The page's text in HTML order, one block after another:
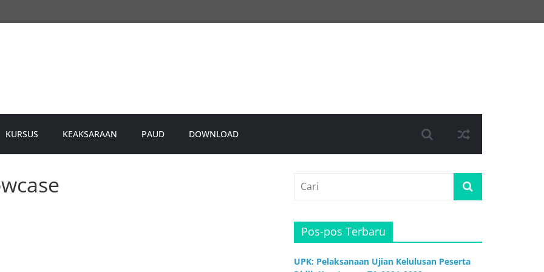
KURSUS KEAKSARAAN PAUD DOWNLOAD
Pos-pos Terbaru
UPK: Pelaksanaan Ujian Kelulusan Peserta